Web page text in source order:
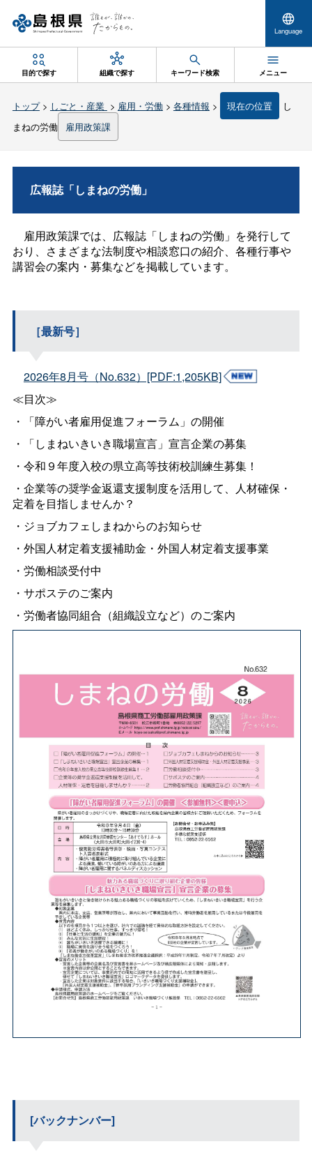
Language
目的で探す 組織で探す キーワード検索 メニュー
トップ> しごと・産業 > 雇用・労働 > 各種情報 > 現在の位置
し
まねの労働
雇用政策課
広報誌「しまねの労働」
雇用政策課では、広報誌「しまねの労働」を発行して
おり、さまざまな法制度や相談窓口の紹介、各種行事や
講習会の案内・募集などを掲載しています。
［最新号］
2026年8月号（No.632）[PDF:1,205KB]
≪目次≫
・「障がい者雇用促進フォーラム」の開催
・「しまねいきいき職場宣言」宣言企業の募集
・令和９年度入校の県立高等技術校訓練生募集！
・企業等の奨学金返還支援制度を活用して、人材確保・
定着を目指しませんか？
・ジョブカフェしまねからのお知らせ
・外国人材定着支援補助金・外国人材定着支援事業
・労働相談受付中
・サポステのご案内
・労働者協同組合（組織設立など）のご案内
[バックナンバー]